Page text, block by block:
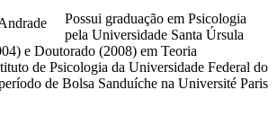
Possui graduação em Psicologia
pela Universidade Santa Úrsula
e Doutorado (2008) em Teoria
de Psicologia da Universidade Federal do
de Bolsa Sanduíche na Université Paris